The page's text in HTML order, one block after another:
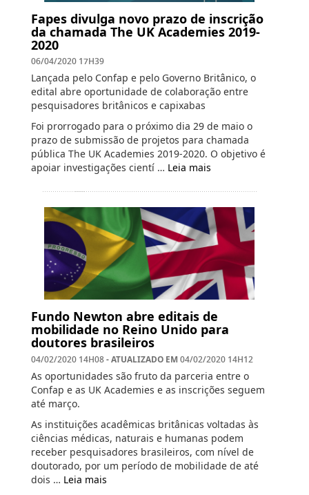
Fapes divulga novo prazo de inscrição
da chamada The UK Academies 2019-
2020
06/04/2020 17H39
Lançada pelo Confap e pelo Governo Britânico, o
edital abre oportunidade de colaboração entre
pesquisadores britânicos e capixabas
Foi prorrogado para o próximo dia 29 de maio o
prazo de submissão de projetos para chamada
pública The UK Academies 2019-2020. O objetivo é
apoiar investigações cientí … Leia mais
Fundo Newton abre editais de
mobilidade no Reino Unido para
doutores brasileiros
04/02/2020 14H08- ATUALIZADO EM 04/02/2020 14H12
As oportunidades são fruto da parceria entre o
Confap e as UK Academies e as inscrições seguem
até março.
As instituições acadêmicas britânicas voltadas às
ciências médicas, naturais e humanas podem
receber pesquisadores brasileiros, com nível de
doutorado, por um período de mobilidade de até
dois … Leia mais